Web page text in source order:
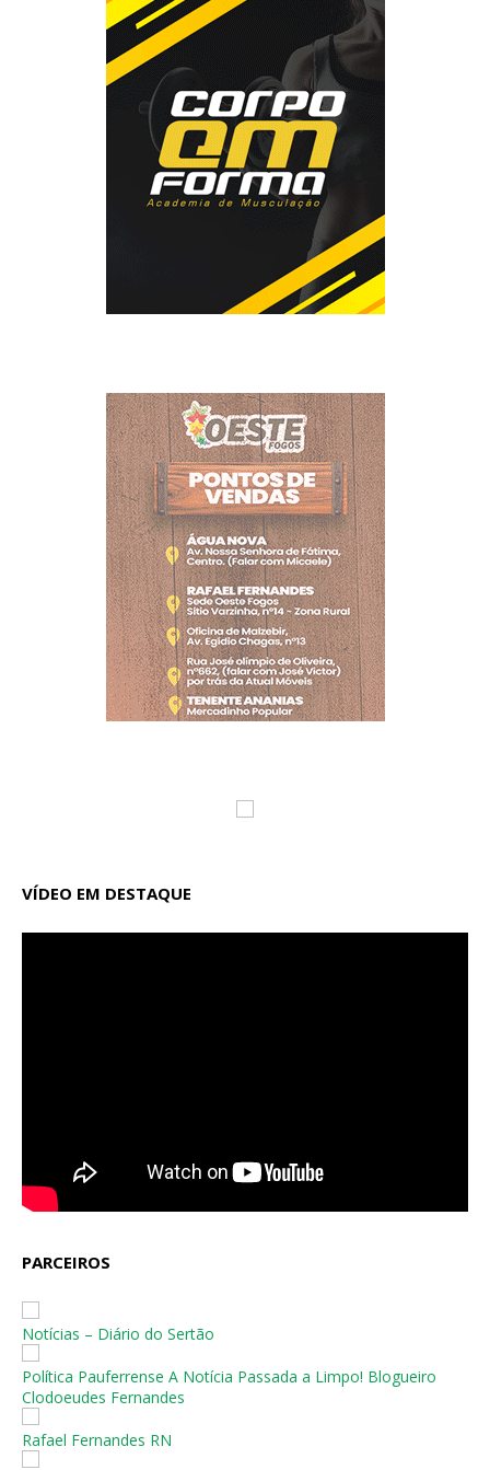
VÍDEO EM DESTAQUE
PARCEIROS
Notícias – Diário do Sertão
Política Pauferrense A Notícia Passada a Limpo! Blogueiro
Clodoeudes Fernandes
Rafael Fernandes RN